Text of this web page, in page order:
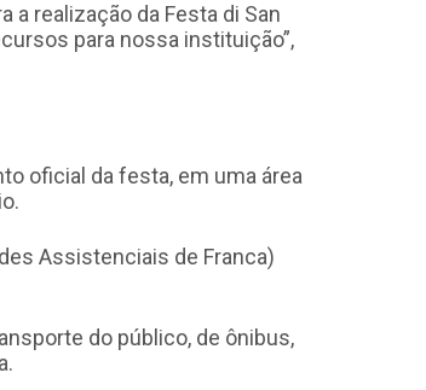
a realização da Festa di San
para nossa instituição”,
oficial da festa, em uma área
Assistenciais de Franca)
do público, de ônibus,